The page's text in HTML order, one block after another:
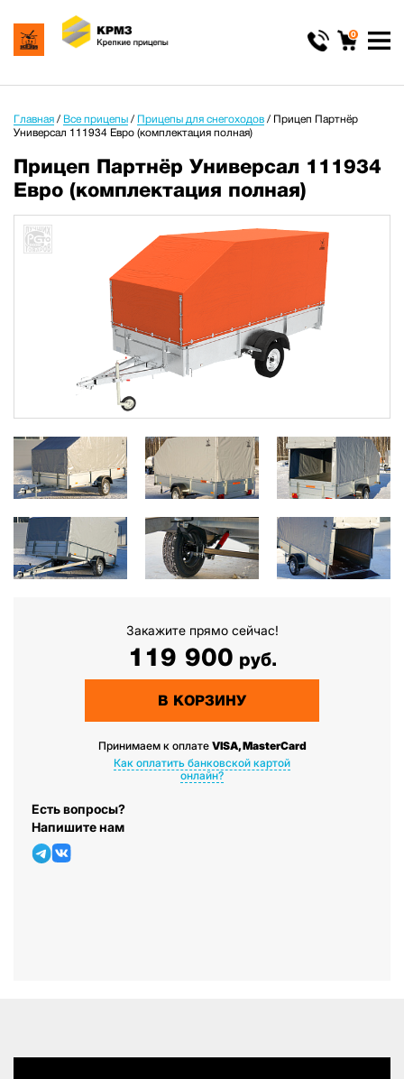
0
Главная / Все прицепы / Прицепы для снегоходов / Прицеп Партнёр
Универсал 111934 Евро (комплектация полная)
Прицеп Партнёр Универсал 111934
Евро (комплектация полная)
Закажите прямо сейчас!
119 900 руб.
В КОРЗИНУ
Принимаем к оплате VISA, MasterCard
Как оплатить банковской картой
онлайн?
Есть вопросы?
Напишите нам